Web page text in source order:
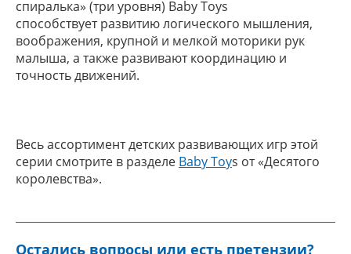
спиралька» (три уровня) Baby Toys
способствует развитию логического мышления,
воображения, крупной и мелкой моторики рук
малыша, а также развивают координацию и
точность движений.
Весь ассортимент детских развивающих игр этой
серии смотрите в разделе Baby Toys от «Десятого
королевства».
Остались вопросы или есть претензии?